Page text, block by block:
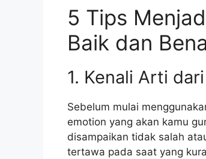
5 Tips
Baik dan
1. Kenali Arti
Sebelum mulai
emotion yang akan kamu
disampaikan tidak salah
tertawa pada saat yang